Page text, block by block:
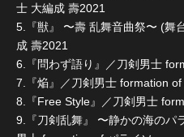
士 大編成 壽2021
5.『獣』 〜壽 乱舞音曲祭〜 (舞
成 壽2021
6.『問わず語り』／刀剣男士
7.『焔』／刀剣男士 formation of
8.『Free Style』／刀剣男士
9.『刀剣乱舞』 〜静かの海のパ